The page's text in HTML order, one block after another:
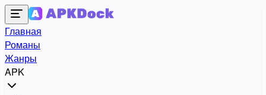
Главная
Романы
Жанры
APK